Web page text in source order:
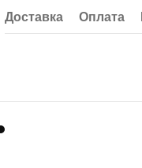
Доставка Оплата